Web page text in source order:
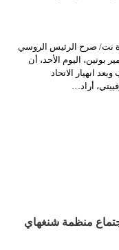
نت/ صرح الرئيس الروسي
بوتين، اليوم الأحد، أن
وبعد انهيار الاتحاد
أراد…
منظمة شنغهاي